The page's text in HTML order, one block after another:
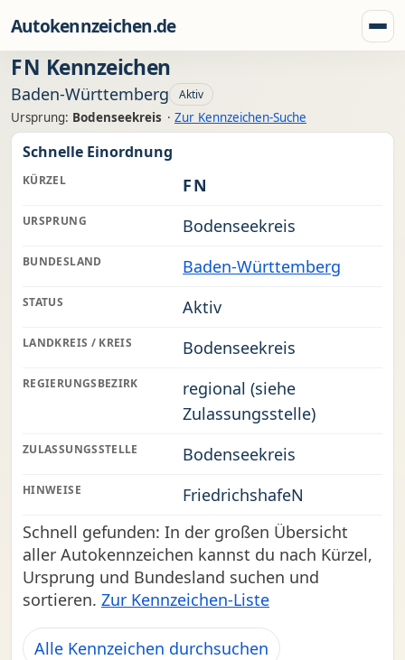
Autokennzeichen.de
FN Kennzeichen
Baden-Württemberg Aktiv
Ursprung: Bodenseekreis · Zur Kennzeichen-Suche
Schnelle Einordnung
KÜRZEL FN
URSPRUNG Bodenseekreis
BUNDESLAND Baden-Württemberg
STATUS Aktiv
LANDKREIS / KREIS Bodenseekreis
REGIERUNGSBEZIRK
regional (siehe
Zulassungsstelle)
ZULASSUNGSSTELLE Bodenseekreis
HINWEISE
FriedrichshafeN
Schnell gefunden: In der großen Übersicht
aller Autokennzeichen kannst du nach Kürzel,
Ursprung und Bundesland suchen und
sortieren. Zur Kennzeichen-Liste
Alle Kennzeichen durchsuchen